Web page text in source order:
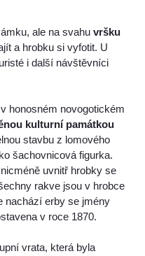
ale na svahuvršku
a hrobku si vyfotit. U
i další návštěvníci
honosném novogotickém
kulturní památkou
stavbu z lomového
šachovnicová figurka.
uvnitř hrobky se
rakve jsou v hrobce
nachází erby se jmény
v roce 1870.
vrata, která byla